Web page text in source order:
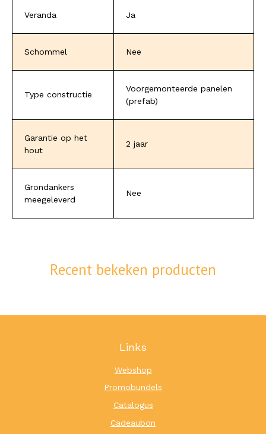
Veranda Ja
Schommel Nee
Type constructie
Voorgemonteerde panelen
(prefab)
Garantie op het
hout
2 jaar
Grondankers
meegeleverd
Nee
Recent bekeken producten
Links
Webshop
Promobundels
Catalogus
Cadeaubon